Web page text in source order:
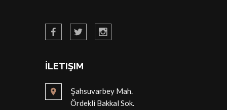
İLETIŞIM
Şahsuvarbey Mah.
Ördekli Bakkal Sok.